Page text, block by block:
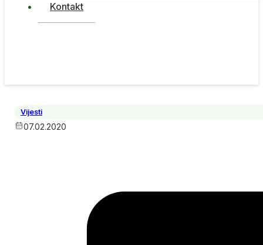
Kontakt
Vijesti
07.02.2020